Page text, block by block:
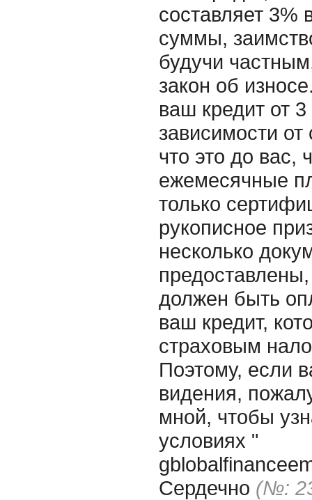
составляет 3%
суммы,
будучи
закон об
ваш кредит от
зависимости
что это до вас,
ежемесячные
только
рукописное
несколько
должен быть
ваш кредит,
страховым
Поэтому, если
видения,
мной, чтобы
условиях "
Сердечно (№: